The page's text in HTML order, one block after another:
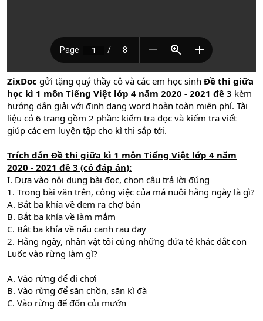
ZixDoc gửi tặng quý thầy cô và các em học sinh Đề thi giữa
học kì 1 môn Tiếng Việt lớp 4 năm 2020 - 2021 đề 3 kèm
hướng dẫn giải với định dạng word hoàn toàn miễn phí. Tài
liệu có 6 trang gồm 2 phần: kiểm tra đọc và kiểm tra viết
giúp các em luyện tập cho kì thi sắp tới.
Trích dẫn Đề thi giữa kì 1 môn Tiếng Việt lớp 4 năm
2020 - 2021 đề 3 (có đáp án):
I. Dựa vào nội dung bài đọc, chọn câu trả lời đúng
1. Trong bài văn trên, công việc của má nuôi hằng ngày là gì?
A. Bắt ba khía về đem ra chợ bán
B. Bắt ba khía về làm mắm
C. Bắt ba khía về nấu canh rau đay
2. Hằng ngày, nhân vật tôi cùng những đứa tẻ khác dắt con
Luốc vào rừng làm gì?
A. Vào rừng để đi chơi
B. Vào rừng để săn chồn, săn kì đà
C. Vào rừng để đốn củi mướn